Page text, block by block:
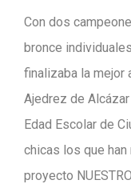
Con dos
bronce
finalizaba la mejor
Ajedrez de
Edad Escolar de
chicas los que
proyecto